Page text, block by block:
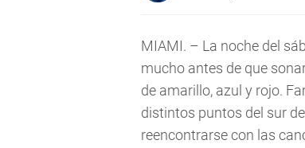
MIAMI. – La noche del
mucho antes de que
de amarillo, azul y rojo.
distintos puntos del sur
reencontrarse con las